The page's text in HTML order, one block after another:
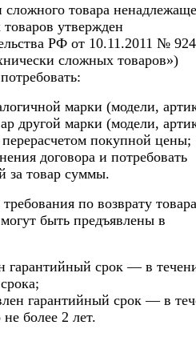
сложного товара
товаров утвержден
РФ от 10.11.2011 №
сложных товаров»)
марки (модели,
другой марки (модели,
покупной цены;
договора и потребовать
за товар суммы.
по возврату товара
быть предъявлены в
гарантийный срок — в
гарантийный срок — в
более 2 лет.